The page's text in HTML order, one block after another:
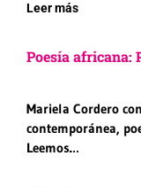
Leer más
Poesía africana:
Mariela Cordero
contemporánea,
Leemos…